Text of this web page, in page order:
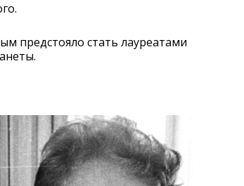
предстояло стать лауреатами